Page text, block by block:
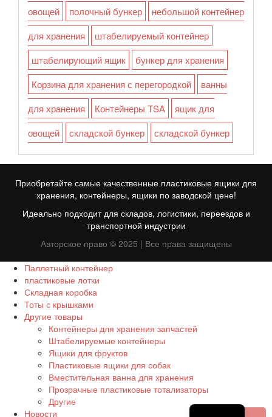
овощей
полочный бункер
небольшой контейнер
для хранения
штабелируемый контейнер
штабелирующий ящик
бункер для хранения
Корзина для хранения с перегородкой
ванны
для хранения
Контейнеры TSA
ящик для
овощей
складской бункер складской бункер
Приобретайте самые качественные пластиковые ящики для
хранения, контейнеры, ящики по заводской цене!
Идеально подходит для складов, логистики, переездов и
транспортной индустрии
Авторское право © 2025 | Все права защищены
Паллетный контейнер
пластиковые лотки
Складная коробка
Тоты с крышками
Другие товары
Контейнеры для хранения запчастей
Штабелируемые контейнеры
Ящики для фруктов
Пластиковые ящики для собак
Вместительная ванна для хранения
Прозрачные пластиковые тотализаторы
Другие
Новости